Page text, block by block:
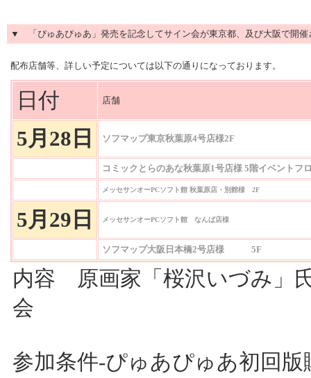
▼ 「ぴゅあぴゅあ」発売を記念してサイン会が東京都、及び大阪で開
配布店舗等、詳しい予定については以下の通りになっております。
日付 店舗
5月28日 ソフマップ東京秋葉原4号店様2F
コミックとらのあな秋葉原1号店様 5階イベントフ
メッセサンオーPCソフト館 秋葉原店・別館様 2F
5月29日 メッセサンオーPCソフト館 なんば店様
ソフマップ大阪日本橋2号店様 5F
内容 原画家「桜沢いづみ」
会
参加条件-ぴゅあぴゅあ初回